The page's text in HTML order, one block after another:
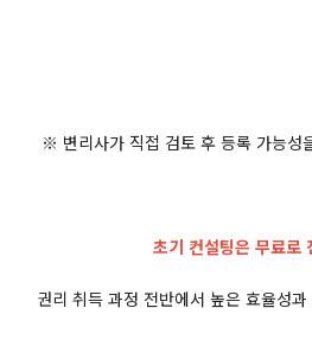
※ 변리사가 직접 검토 후 등록 가능성
초기 컨설팅은 무료로
권리 취득 과정 전반에서 높은 효율성